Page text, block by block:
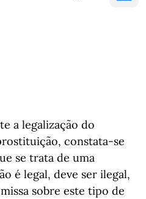
a legalização do
constata-se
se trata de uma
é legal, deve ser ilegal,
sobre este tipo de